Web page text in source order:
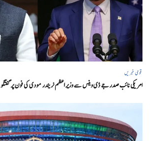
قومی خبریں
امریکی نائب صدر جے ڈی وینس سے وزیر اعظم نریندر مودی کی فون پر گفتگو